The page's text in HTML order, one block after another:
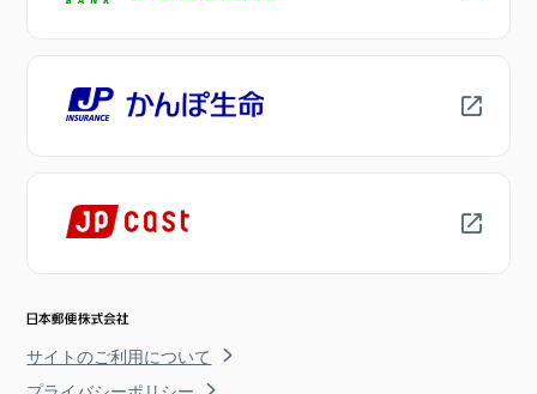
サイトのご利用について